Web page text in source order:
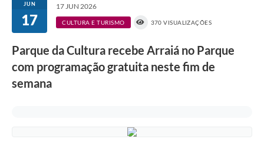
Notícias
Prestação de Contas
JUN
17
17 JUN 2026
CULTURA E TURISMO 370 VISUALIZAÇÕES
Parque da Cultura recebe Arraiá no Parque
com programação gratuita neste fim de
semana